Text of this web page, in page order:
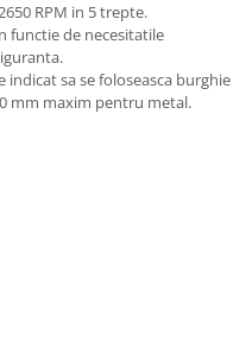
RPM in 5 trepte.
functie de necesitatile
sa se foloseasca burghie
mm maxim pentru metal.